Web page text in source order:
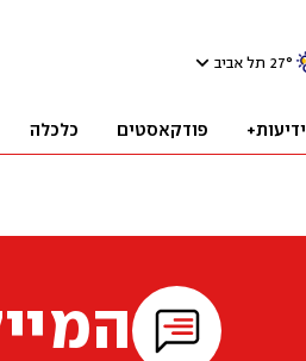
27° תל אביב
ידיעות+ פודקאסטים כלכלה